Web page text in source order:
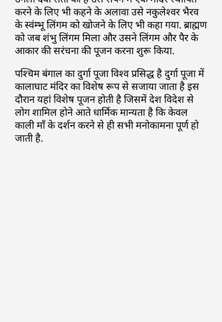
करने के लिए भी कहने के अलावा उसे नकुलेश्वर भैरव
के स्वंम्भू लिंगम को खोजने के लिए भी कहा गया. ब्राह्मण
को जब शंभु लिंगम मिला और उसने लिंगम और पैर के
आकार की सरंचना की पूजन करना शुरू किया.
पश्चिम बंगाल का दुर्गा पूजा विश्व प्रसिद्ध है दुर्गा पूजा में
कालाघाट मंदिर का विशेष रूप से सजाया जाता है इस
दौरान यहां विशेष पूजन होती है जिसमें देश विदेश से
लोग शामिल होने आते धार्मिक मान्यता है कि केवल
काली माँ के दर्शन करने से ही सभी मनोकामना पूर्ण हो
जाती है.